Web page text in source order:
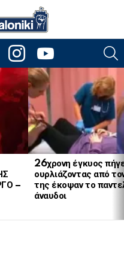
instagramyoutube
–
26χρονη έγκυος
ουρλιάζοντας από
της έκοψαν το
άναυδοι